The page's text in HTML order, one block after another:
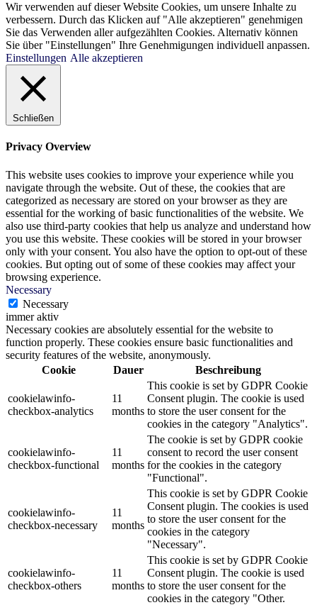
Wir verwenden auf dieser Website Cookies, um unsere Inhalte zu
verbessern. Durch das Klicken auf "Alle akzeptieren" genehmigen
Sie das Verwenden aller aufgezählten Cookies. Alternativ können
Sie über "Einstellungen" Ihre Genehmigungen individuell anpassen.
Einstellungen Alle akzeptieren
Schließen
Privacy Overview
This website uses cookies to improve your experience while you
navigate through the website. Out of these, the cookies that are
categorized as necessary are stored on your browser as they are
essential for the working of basic functionalities of the website. We
also use third-party cookies that help us analyze and understand how
you use this website. These cookies will be stored in your browser
only with your consent. You also have the option to opt-out of these
cookies. But opting out of some of these cookies may affect your
browsing experience.
Necessary
Necessary
immer aktiv
Necessary cookies are absolutely essential for the website to
function properly. These cookies ensure basic functionalities and
security features of the website, anonymously.
Cookie
Dauer Beschreibung
cookielawinfo-
checkbox-analytics
11
months
This cookie is set by GDPR Cookie
Consent plugin. The cookie is used
to store the user consent for the
cookies in the category "Analytics".
cookielawinfo-
checkbox-functional
11
months
The cookie is set by GDPR cookie
consent to record the user consent
for the cookies in the category
"Functional".
cookielawinfo-
checkbox-necessary
11
months
This cookie is set by GDPR Cookie
Consent plugin. The cookies is used
to store the user consent for the
cookies in the category
"Necessary".
cookielawinfo-
checkbox-others
11
months
This cookie is set by GDPR Cookie
Consent plugin. The cookie is used
to store the user consent for the
cookies in the category "Other.